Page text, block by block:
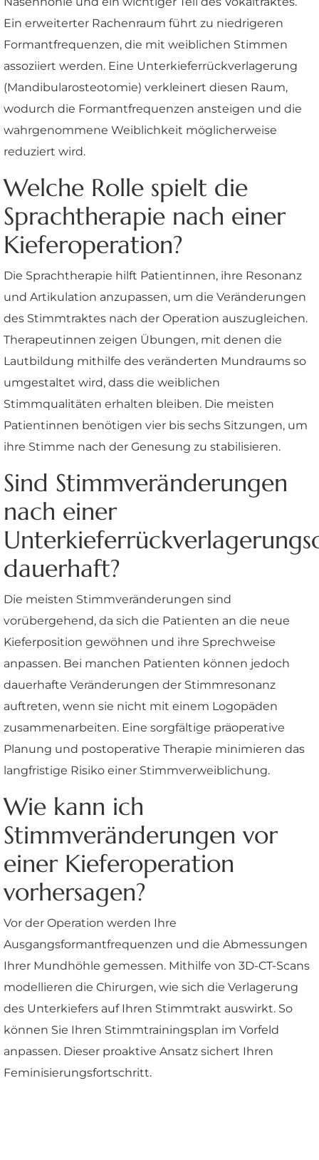
Ein erweiterter Rachenraum führt zu niedrigeren
Formantfrequenzen, die mit weiblichen Stimmen
assoziiert werden. Eine Unterkieferrückverlagerung
(Mandibularosteotomie) verkleinert diesen Raum,
wodurch die Formantfrequenzen ansteigen und die
wahrgenommene Weiblichkeit möglicherweise
reduziert wird.
Welche Rolle spielt die
Sprachtherapie nach einer
Kieferoperation?
Die Sprachtherapie hilft Patientinnen, ihre Resonanz
und Artikulation anzupassen, um die Veränderungen
des Stimmtraktes nach der Operation auszugleichen.
Therapeutinnen zeigen Übungen, mit denen die
Lautbildung mithilfe des veränderten Mundraums so
umgestaltet wird, dass die weiblichen
Stimmqualitäten erhalten bleiben. Die meisten
Patientinnen benötigen vier bis sechs Sitzungen, um
ihre Stimme nach der Genesung zu stabilisieren.
Sind Stimmveränderungen
nach einer
dauerhaft?
Die meisten Stimmveränderungen sind
vorübergehend, da sich die Patienten an die neue
Kieferposition gewöhnen und ihre Sprechweise
anpassen. Bei manchen Patienten können jedoch
dauerhafte Veränderungen der Stimmresonanz
auftreten, wenn sie nicht mit einem Logopäden
zusammenarbeiten. Eine sorgfältige präoperative
Planung und postoperative Therapie minimieren das
langfristige Risiko einer Stimmverweiblichung.
Wie kann ich
Stimmveränderungen vor
einer Kieferoperation
vorhersagen?
Vor der Operation werden Ihre
Ausgangsformantfrequenzen und die Abmessungen
Ihrer Mundhöhle gemessen. Mithilfe von 3D-CT-Scans
modellieren die Chirurgen, wie sich die Verlagerung
des Unterkiefers auf Ihren Stimmtrakt auswirkt. So
können Sie Ihren Stimmtrainingsplan im Vorfeld
anpassen. Dieser proaktive Ansatz sichert Ihren
Feminisierungsfortschritt.